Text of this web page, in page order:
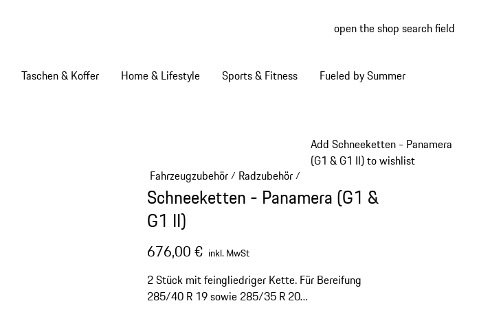
open the shop search field
Taschen & Koffer Home & Lifestyle Sports & Fitness Fueled by Summer
Add Schneeketten - Panamera
(G1 & G1 II) to wishlist
Fahrzeugzubehör/ Radzubehör/
Schneeketten - Panamera (G1 &
G1 II)
676,00 € inkl. MwSt
2 Stück mit feingliedriger Kette. Für Bereifung
285/40 R 19 sowie 285/35 R 20